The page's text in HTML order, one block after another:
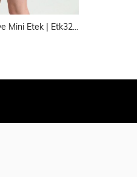
Pulpayet Abiye Mini Etek | Etk32287